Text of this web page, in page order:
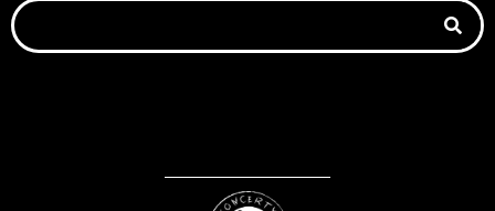
Szukaj